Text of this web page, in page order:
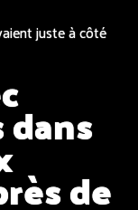
juste à côté
de